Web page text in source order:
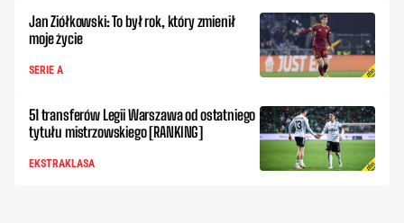
Jan Ziółkowski: To był rok, który zmienił
moje życie
SERIE A
51 transferów Legii Warszawa od ostatniego
tytułu mistrzowskiego [RANKING]
EKSTRAKLASA